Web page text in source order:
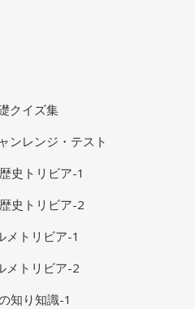
クイズ集
ンレンジ・テスト
史トリビア-1
史トリビア-2
メトリビア-1
メトリビア-2
知り知識-1